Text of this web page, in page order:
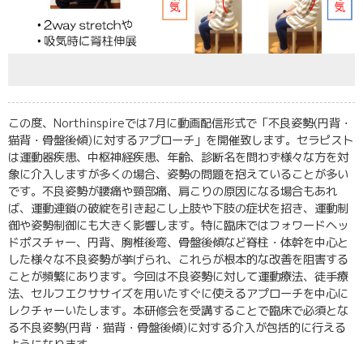
この度、Northinspireでは7月に動画配信形式で「不良姿勢(円背・
猫背・骨盤後傾)に対するアプローチ」を開催致します。セラピスト
は運動器疾患、中枢神経疾患、年齢、診断名を問わず様々な方を対
象に介入しますが多くの場合、姿勢の問題を抱えていることが多い
です。不良姿勢が腰痛や頸部痛、肩こりの原因になる場合もあれ
ば、運動連鎖の破綻を引き起こし上肢や下肢の症状を招き、運動制
御や姿勢制御にも大きく影響します。特に臨床ではフォワードヘッ
ドポスチャー、円背、胸椎後弯、骨盤後傾など脊柱・体幹を中心と
した様々な不良姿勢が挙げられ、これらが根本的な改善を阻害する
ことが頻繁にあります。今回は不良姿勢に対して運動療法、徒手療
法、セルフエクササイズを用いたすぐに使えるアプローチを中心に
レクチャーいたします。本研修会を受講することで臨床で必須とな
る不良姿勢(円背・猫背・骨盤後傾)に対する介入が包括的に行える